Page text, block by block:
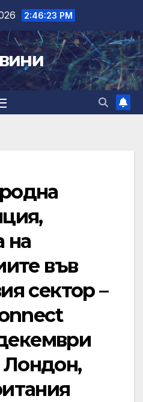
2:46:24 PM
на
във
сектор –
Лондон,